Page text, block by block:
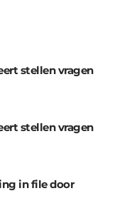
stellen vragen
stellen vragen
in file door